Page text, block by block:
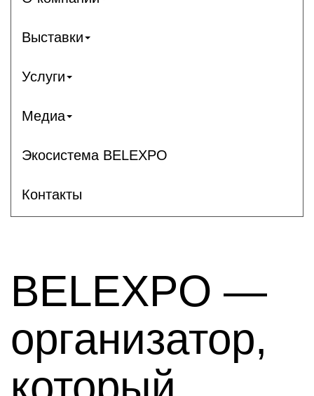
Выставки
Услуги
Медиа
Экосистема BELEXPO
Контакты
BELEXPO —
организатор,